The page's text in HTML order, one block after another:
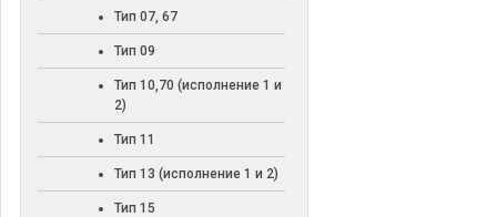
Тип 07, 67
Тип 09
Тип 10,70 (исполнение 1 и
2)
Тип 11
Тип 13 (исполнение 1 и 2)
Тип 15